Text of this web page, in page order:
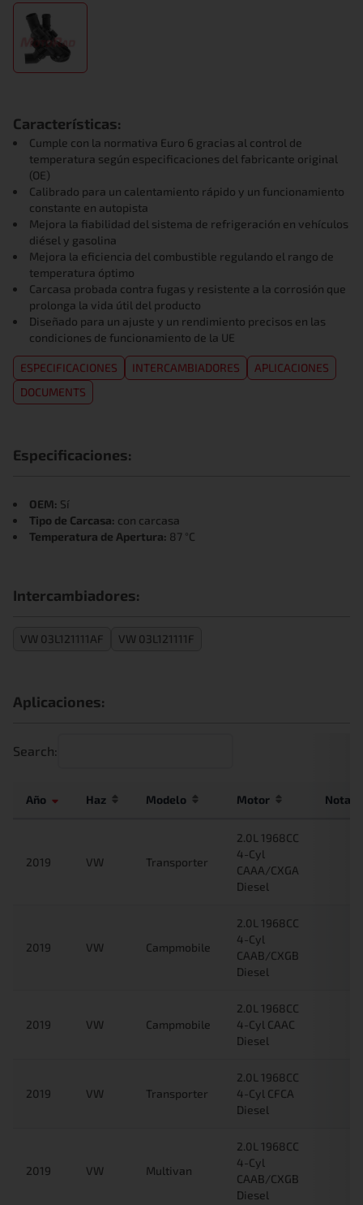
Características:
Cumple con la normativa Euro 6 gracias al control de
temperatura según especificaciones del fabricante original
(OE)
Calibrado para un calentamiento rápido y un funcionamiento
constante en autopista
Mejora la fiabilidad del sistema de refrigeración en vehículos
diésel y gasolina
Mejora la eficiencia del combustible regulando el rango de
temperatura óptimo
Carcasa probada contra fugas y resistente a la corrosión que
prolonga la vida útil del producto
Diseñado para un ajuste y un rendimiento precisos en las
condiciones de funcionamiento de la UE
ESPECIFICACIONES INTERCAMBIADORES
APLICACIONES
DOCUMENTS
Especificaciones:
OEM: Sí
Tipo de Carcasa: con carcasa
Temperatura de Apertura: 87 °C
Intercambiadores:
VW 03L121111AF VW 03L121111F
Aplicaciones:
Search:
Año Haz Modelo Motor Nota
2019 VW Transporter
2.0L 1968CC
4-Cyl
CAAA/CXGA
Diesel
2019 VW Campmobile
2.0L 1968CC
4-Cyl
CAAB/CXGB
Diesel
2019 VW Campmobile
2.0L 1968CC
4-Cyl CAAC
Diesel
2019 VW Transporter
2.0L 1968CC
4-Cyl CFCA
Diesel
2019 VW Multivan
2.0L 1968CC
4-Cyl
CAAB/CXGB
Diesel